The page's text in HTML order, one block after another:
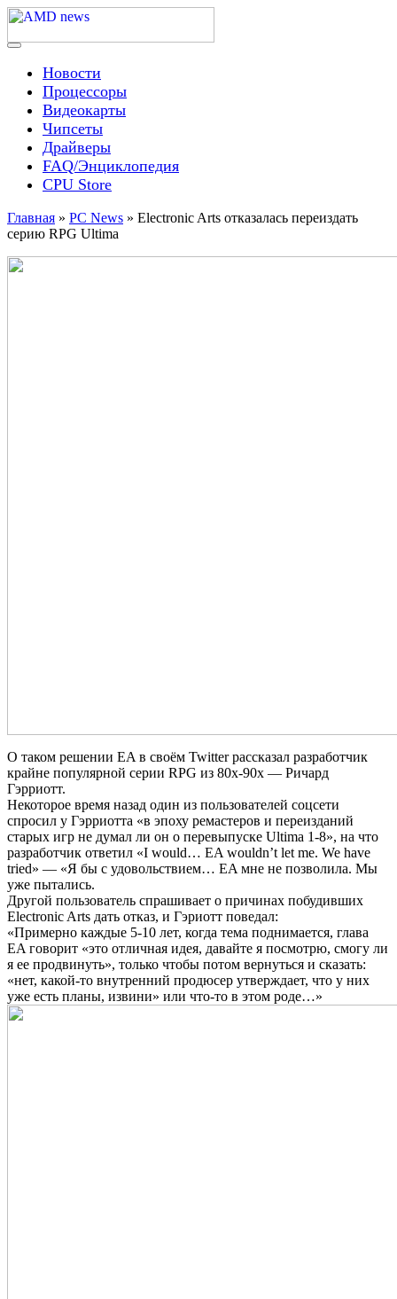
Skip
content
AMD news
Menu
Новости
Процессоры
Видеокарты
Чипсеты
Драйверы
FAQ/Энциклопедия
CPU Store
Главная » PC News » Electronic Arts отказалась переиздать
серию RPG Ultima
О таком решении EA в своём Twitter рассказал разработчик
крайне популярной серии RPG из 80х-90х — Ричард
Гэрриотт.
Некоторое время назад один из пользователей соцсети
спросил у Гэрриотта «в эпоху ремастеров и переизданий
старых игр не думал ли он о перевыпуске Ultima 1-8», на что
разработчик ответил «I would… EA wouldn’t let me. We have
tried» — «Я бы с удовольствием… EA мне не позволила. Мы
уже пытались.
Другой пользователь спрашивает о причинах побудивших
Electronic Arts дать отказ, и Гэриотт поведал:
«Примерно каждые 5-10 лет, когда тема поднимается, глава
EA говорит «это отличная идея, давайте я посмотрю, смогу ли
я ее продвинуть», только чтобы потом вернуться и сказать:
«нет, какой-то внутренний продюсер утверждает, что у них
уже есть планы, извини» или что-то в этом роде…»